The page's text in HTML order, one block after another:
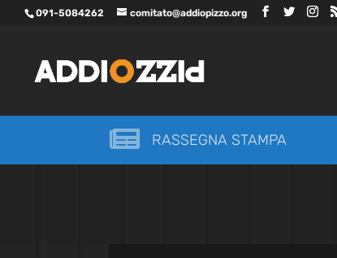
091-5084262 comitato@addiopizzo.org
 RASSEGNA STAMPA